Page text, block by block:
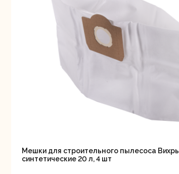
Мешки для строительного пылесоса Вихрь
синтетические 20 л, 4 шт